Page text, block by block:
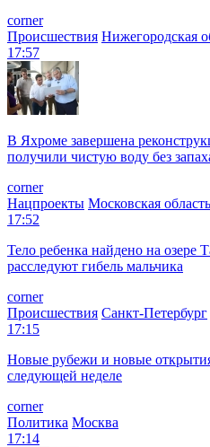
corner
Происшествия Нижегородская
17:57
В Яхроме завершена
получили чистую воду без
corner
Нацпроекты Московская область
17:52
Тело ребенка найдено на озере
расследуют гибель мальчика
corner
Происшествия Санкт-Петербург
17:15
Новые рубежи и новые
следующей неделе
corner
Политика Москва
17:14